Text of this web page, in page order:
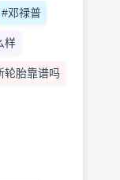
#邓禄普
样
轮胎靠谱吗